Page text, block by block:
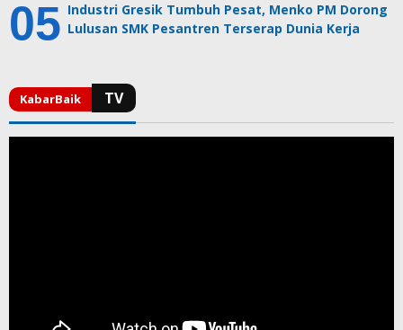
Industri Gresik Tumbuh Pesat, Menko PM Dorong
Lulusan SMK Pesantren Terserap Dunia Kerja